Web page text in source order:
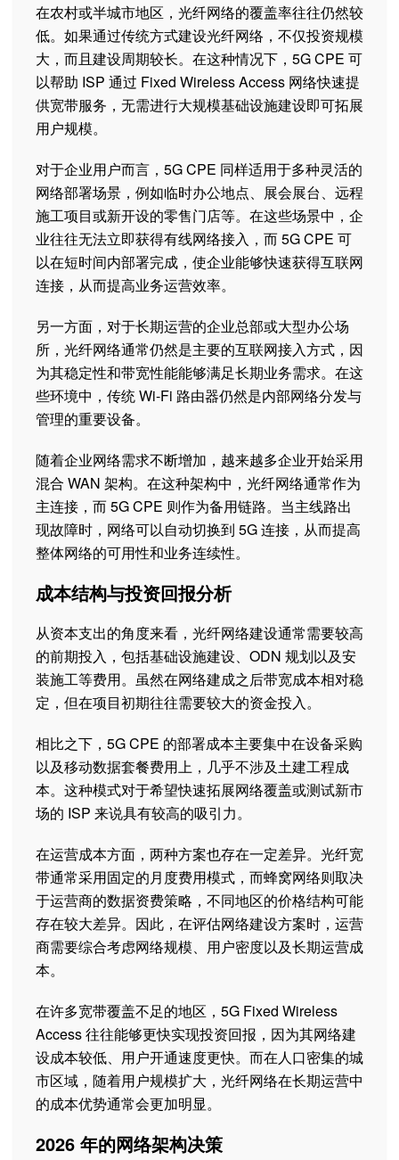
在农村或半城市地区，光纤网络的覆盖率往往仍然较
低。如果通过传统方式建设光纤网络，不仅投资规模
大，而且建设周期较长。在这种情况下，5G CPE 可
以帮助 ISP 通过 Fixed Wireless Access 网络快速提
供宽带服务，无需进行大规模基础设施建设即可拓展
用户规模。
对于企业用户而言，5G CPE 同样适用于多种灵活的
网络部署场景，例如临时办公地点、展会展台、远程
施工项目或新开设的零售门店等。在这些场景中，企
业往往无法立即获得有线网络接入，而 5G CPE 可
以在短时间内部署完成，使企业能够快速获得互联网
连接，从而提高业务运营效率。
另一方面，对于长期运营的企业总部或大型办公场
所，光纤网络通常仍然是主要的互联网接入方式，因
为其稳定性和带宽性能能够满足长期业务需求。在这
些环境中，传统 Wi-Fi 路由器仍然是内部网络分发与
管理的重要设备。
随着企业网络需求不断增加，越来越多企业开始采用
混合 WAN 架构。在这种架构中，光纤网络通常作为
主连接，而 5G CPE 则作为备用链路。当主线路出
现故障时，网络可以自动切换到 5G 连接，从而提高
整体网络的可用性和业务连续性。
成本结构与投资回报分析
从资本支出的角度来看，光纤网络建设通常需要较高
的前期投入，包括基础设施建设、ODN 规划以及安
装施工等费用。虽然在网络建成之后带宽成本相对稳
定，但在项目初期往往需要较大的资金投入。
相比之下，5G CPE 的部署成本主要集中在设备采购
以及移动数据套餐费用上，几乎不涉及土建工程成
本。这种模式对于希望快速拓展网络覆盖或测试新市
场的 ISP 来说具有较高的吸引力。
在运营成本方面，两种方案也存在一定差异。光纤宽
带通常采用固定的月度费用模式，而蜂窝网络则取决
于运营商的数据资费策略，不同地区的价格结构可能
存在较大差异。因此，在评估网络建设方案时，运营
商需要综合考虑网络规模、用户密度以及长期运营成
本。
在许多宽带覆盖不足的地区，5G Fixed Wireless
Access 往往能够更快实现投资回报，因为其网络建
设成本较低、用户开通速度更快。而在人口密集的城
市区域，随着用户规模扩大，光纤网络在长期运营中
的成本优势通常会更加明显。
2026 年的网络架构决策